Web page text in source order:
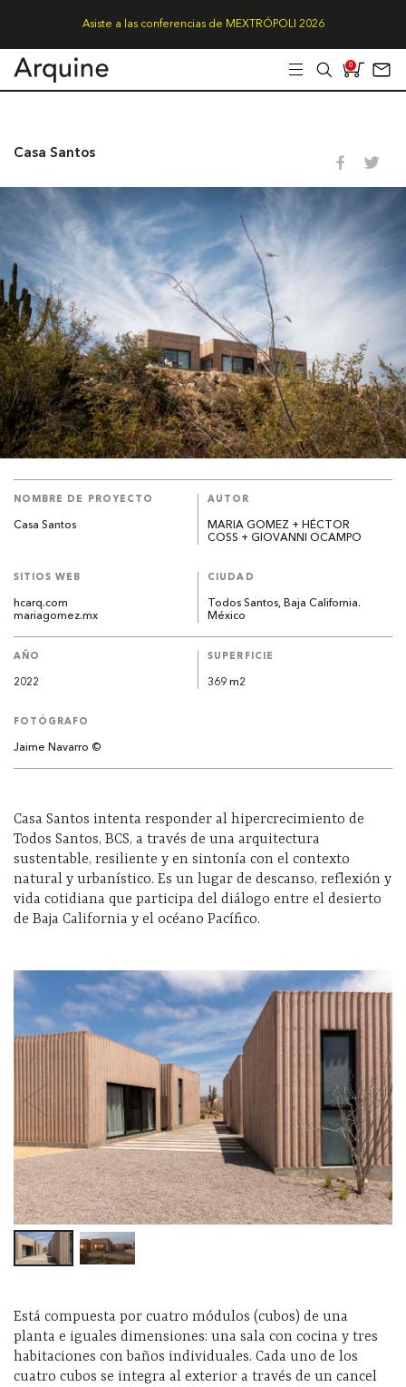
Asiste a las conferencias de MEXTRÓPOLI 2026
0
Casa Santos
NOMBRE DE PROYECTO
Casa Santos
AUTOR
MARIA GOMEZ + HÉCTOR
COSS + GIOVANNI OCAMPO
SITIOS WEB
hcarq.com
mariagomez.mx
CIUDAD
Todos Santos, Baja California.
México
AÑO
2022
SUPERFICIE
369 m2
FOTÓGRAFO
Jaime Navarro ©
Casa Santos intenta responder al hipercrecimiento de
Todos Santos, BCS, a través de una arquitectura
sustentable, resiliente y en sintonía con el contexto
natural y urbanístico. Es un lugar de descanso, reflexión y
vida cotidiana que participa del diálogo entre el desierto
de Baja California y el océano Pacífico.
Está compuesta por cuatro módulos (cubos) de una
planta e iguales dimensiones: una sala con cocina y tres
habitaciones con baños individuales. Cada uno de los
cuatro cubos se integra al exterior a través de un cancel